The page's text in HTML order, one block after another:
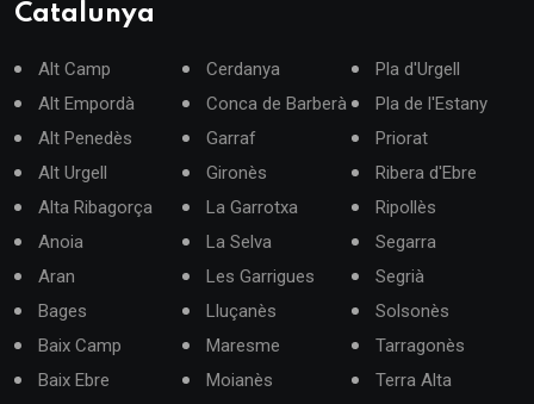
Catalunya
Alt Camp
Alt Empordà
Alt Penedès
Alt Urgell
Alta Ribagorça
Anoia
Aran
Bages
Baix Camp
Baix Ebre
Cerdanya
Conca de Barberà
Garraf
Gironès
La Garrotxa
La Selva
Les Garrigues
Lluçanès
Maresme
Moianès
Pla d'Urgell
Pla de l'Estany
Priorat
Ribera d'Ebre
Ripollès
Segarra
Segrià
Solsonès
Tarragonès
Terra Alta